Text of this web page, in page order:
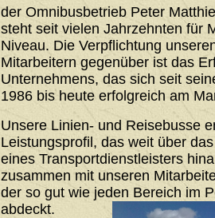
der Omnibusbetrieb Peter
steht seit vielen Jahrzehnten für
Niveau. Die Verpflichtung
Mitarbeitern gegenüber ist das
Unternehmens, das sich seit
1986 bis heute erfolgreich am
Unsere Linien- und Reisebusse
Leistungsprofil, das weit über
eines Transportdienstleisters
zusammen mit unseren
der so gut wie jeden Bereich im
abdeckt.